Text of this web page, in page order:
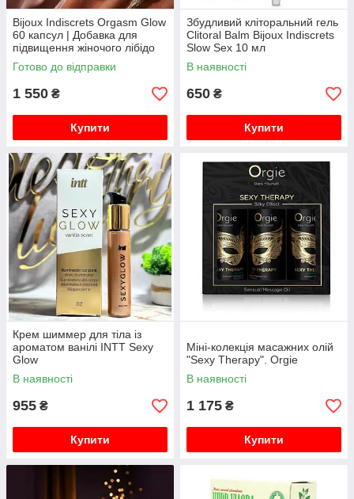
Bijoux Indiscrets Orgasm Glow
60 капсул | Добавка для
підвищення жіночого лібідо
та зниження стресу
Готово до відправки
1 550 ₴
Купити
Збудливий кліторальний гель
Clitoral Balm Bijoux Indiscrets
Slow Sex 10 мл
В наявності
650 ₴
Купити
Крем шиммер для тіла із
ароматом ванілі INTT Sexy
Glow
В наявності
955 ₴
Купити
Міні-колекція масажних олій
"Sexy Therapy". Orgie
В наявності
1 175 ₴
Купити